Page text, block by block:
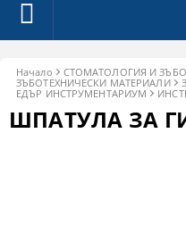
Начало
СТОМАТОЛОГИЯ И
ЗЪБОТЕХНИЧЕСКИ МАТЕРИАЛИ
ЕДЪР ИНСТРУМЕНТАРИУМ
ШПАТУЛА ЗА